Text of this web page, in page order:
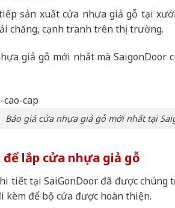
sản xuất cửa nhựa giả gỗ tại
chăng, cạnh tranh trên thị trường.
giả gỗ mới nhất mà SaigonDoor
Báo giá cửa nhựa giả gỗ mới nhất tại
để lắp cửa nhựa giả gỗ
tiết tại SaiGonDoor đã được chúng
để bộ cửa được hoàn thiện.